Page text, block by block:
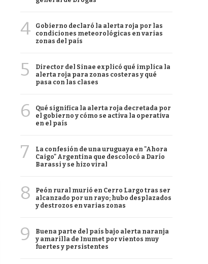
4
Gobierno declaró la alerta roja por las
condiciones meteorológicas en varias
zonas del país
5
Director del Sinae explicó qué implica la
alerta roja para zonas costeras y qué
pasa con las clases
6
Qué significa la alerta roja decretada por
el gobierno y cómo se activa la operativa
en el país
7
La confesión de una uruguaya en "Ahora
Caigo" Argentina que descolocó a Darío
Barassi y se hizo viral
8
Peón rural murió en Cerro Largo tras ser
alcanzado por un rayo; hubo desplazados
y destrozos en varias zonas
9
Buena parte del país bajo alerta naranja
y amarilla de Inumet por vientos muy
fuertes y persistentes